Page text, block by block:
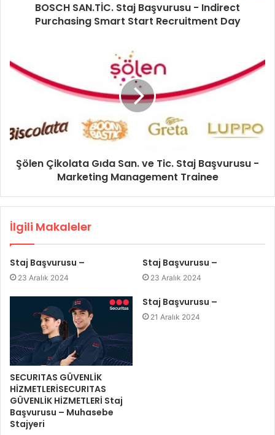
BOSCH SAN.TİC. Staj Başvurusu - Indirect
Purchasing Smart Start Recruitment Day
Şölen Çikolata Gıda San. ve Tic. Staj Başvurusu -
Marketing Management Trainee
İlgili Makaleler
Staj Başvurusu –
23 Aralık 2024
Staj Başvurusu –
23 Aralık 2024
SECURITAS GÜVENLİK
HİZMETLERİSECURITAS
GÜVENLİK HİZMETLERİ Staj
Başvurusu – Muhasebe
Stajyeri
Staj Başvurusu –
21 Aralık 2024